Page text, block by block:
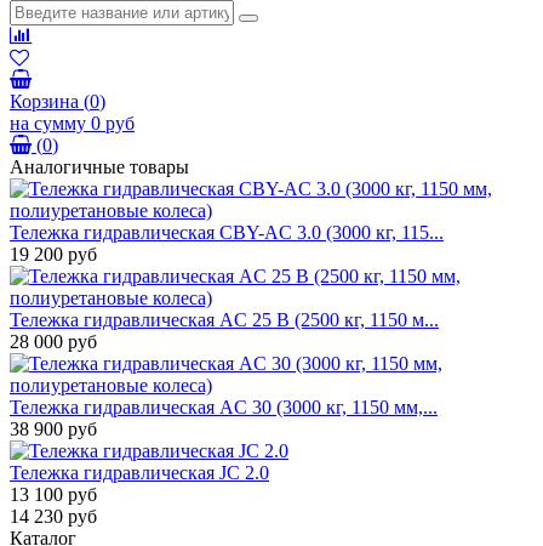
Корзина (0)
на сумму 0 руб
(0)
Аналогичные товары
Тележка гидравлическая CBY-AC 3.0 (3000 кг, 115...
19 200 руб
Тележка гидравлическая AC 25 B (2500 кг, 1150 м...
28 000 руб
Тележка гидравлическая AC 30 (3000 кг, 1150 мм,...
38 900 руб
Тележка гидравлическая JC 2.0
13 100 руб
14 230 руб
Каталог